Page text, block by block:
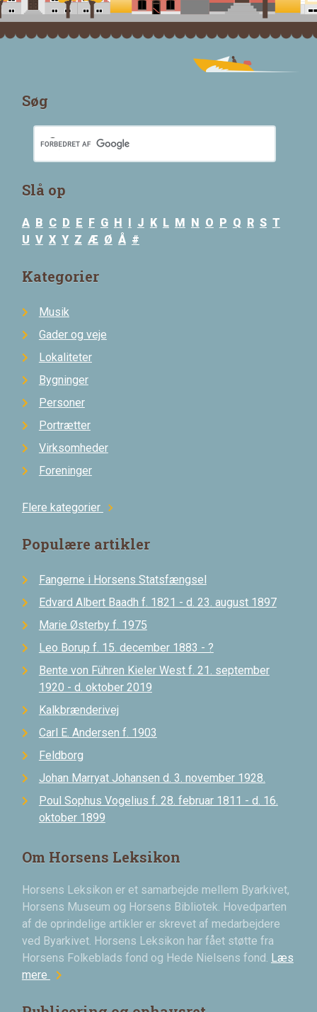
Søg
Slå op
A B C D E F G H I J K L M N O P Q R S T
U V X Y Z Æ Ø Å #
Kategorier
Musik
Gader og veje
Lokaliteter
Bygninger
Personer
Portrætter
Virksomheder
Foreninger
Flere kategorier chevron_right
Populære artikler
Fangerne i Horsens Statsfængsel
Edvard Albert Baadh f. 1821 - d. 23. august 1897
Marie Østerby f. 1975
Leo Borup f. 15. december 1883 - ?
Bente von Führen Kieler West f. 21. september
1920 - d. oktober 2019
Kalkbrænderivej
Carl E. Andersen f. 1903
Feldborg
Johan Marryat Johansen d. 3. november 1928.
Poul Sophus Vogelius f. 28. februar 1811 - d. 16.
oktober 1899
Om Horsens Leksikon
Horsens Leksikon er et samarbejde mellem Byarkivet,
Horsens Museum og Horsens Bibliotek. Hovedparten
af de oprindelige artikler er skrevet af medarbejdere
ved Byarkivet. Horsens Leksikon har fået støtte fra
Horsens Folkeblads fond og Hede Nielsens fond. Læs
mere chevron_right